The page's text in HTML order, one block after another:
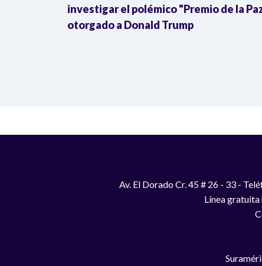
investigar el polémico "Premio de la
otorgado a Donald Trump
Av. El Dorado Cr. 45 # 26 - 33 -
Línea